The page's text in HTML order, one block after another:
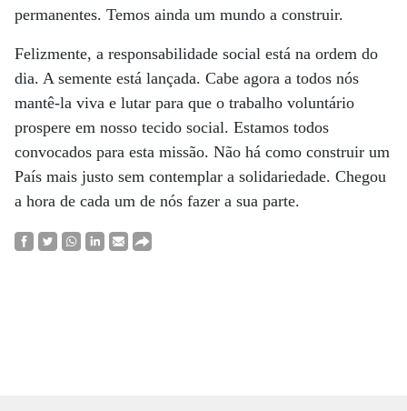
permanentes. Temos ainda um mundo a construir.
Felizmente, a responsabilidade social está na ordem do
dia. A semente está lançada. Cabe agora a todos nós
mantê-la viva e lutar para que o trabalho voluntário
prospere em nosso tecido social. Estamos todos
convocados para esta missão. Não há como construir um
País mais justo sem contemplar a solidariedade. Chegou
a hora de cada um de nós fazer a sua parte.